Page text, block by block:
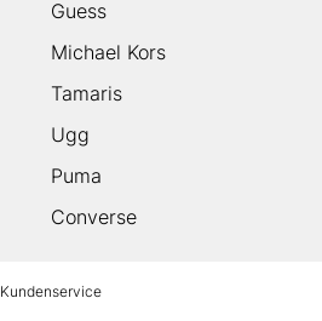
Guess
Michael Kors
Tamaris
Ugg
Puma
Converse
Kundenservice